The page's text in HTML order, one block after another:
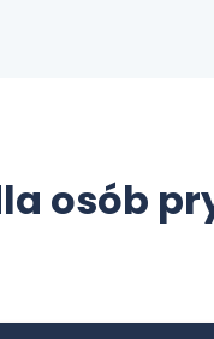
osób